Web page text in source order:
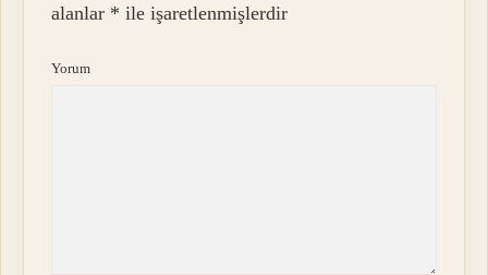
alanlar * ile işaretlenmişlerdir
Yorum